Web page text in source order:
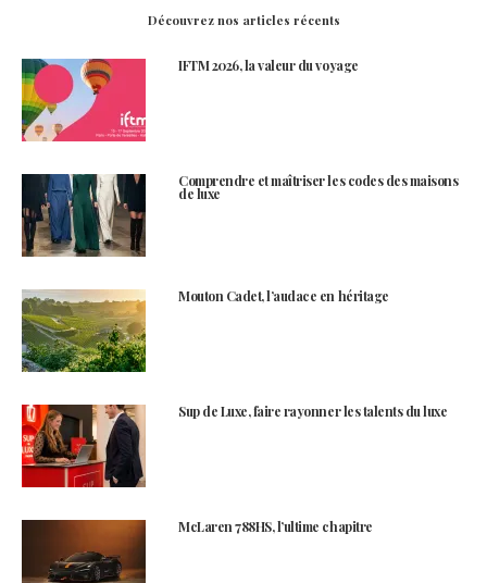
Découvrez nos articles récents
IFTM 2026, la valeur du voyage
Comprendre et maîtriser les codes des maisons
de luxe
Mouton Cadet, l’audace en héritage
Sup de Luxe, faire rayonner les talents du luxe
McLaren 788HS, l’ultime chapitre